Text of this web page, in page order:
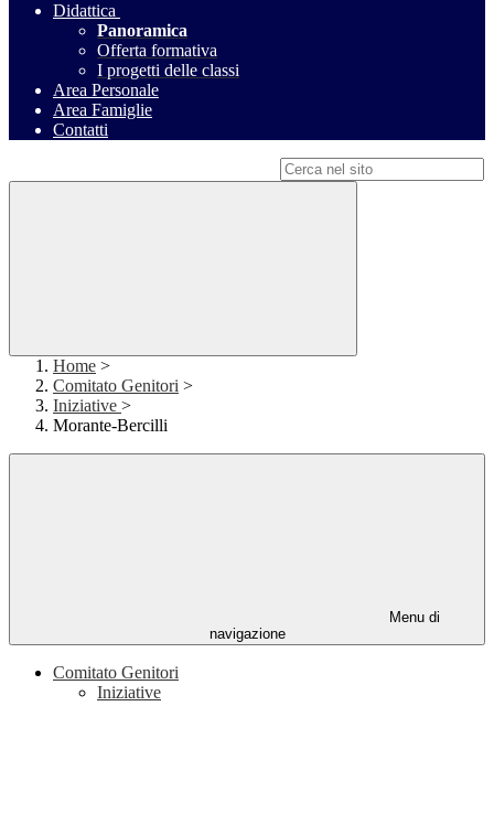
Didattica
Panoramica
Offerta formativa
I progetti delle classi
Area Personale
Area Famiglie
Contatti
Home >
Comitato Genitori >
Iniziative >
Morante-Bercilli
Menu di
navigazione
Comitato Genitori
Iniziative